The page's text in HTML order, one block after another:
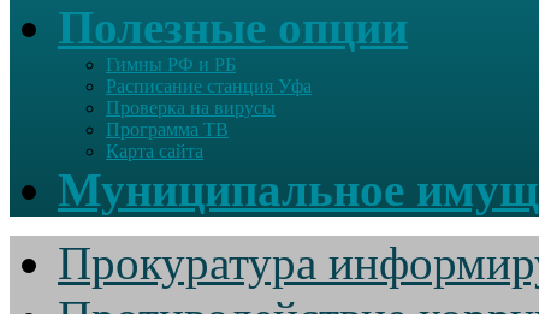
Полезные опции
Гимны РФ и РБ
Расписание станция Уфа
Проверка на вирусы
Программа ТВ
Карта сайта
Муниципальное
Прокуратура